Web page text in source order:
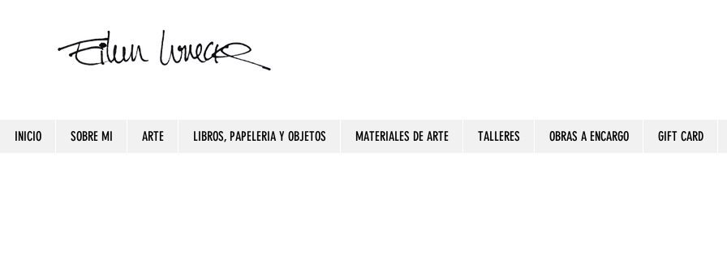
INICIO SOBRE MI ARTE LIBROS, PAPELERIA Y OBJETOS MATERIALES DE ARTE TALLERES OBRAS A ENCARGO GIFT CARD